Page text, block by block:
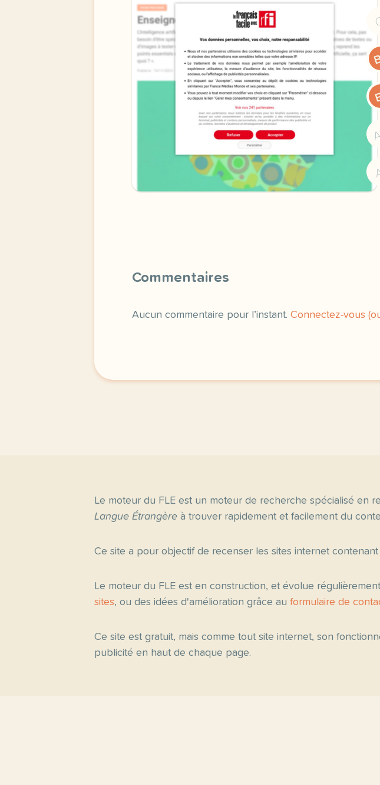
Commentaires
Aucun commentaire pour l’instant. Connectez-vous
Le moteur du FLE est un moteur de recherche spécialisé en
Langue Étrangère à trouver rapidement et facilement du
Ce site a pour objectif de recenser les sites internet contenant
Le moteur du FLE est en construction, et évolue
sites, ou des idées d'amélioration grâce au formulaire de
Ce site est gratuit, mais comme tout site internet, son
publicité en haut de chaque page.